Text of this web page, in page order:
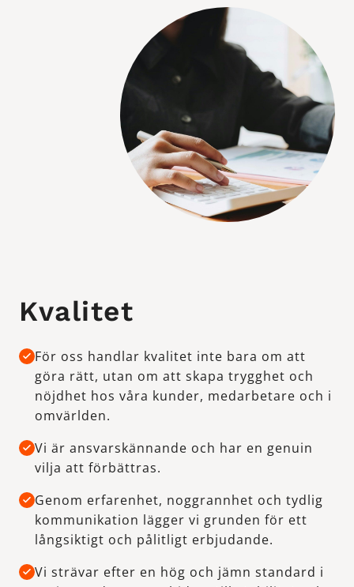
Kvalitet
För oss handlar kvalitet inte bara om att
göra rätt, utan om att skapa trygghet och
nöjdhet hos våra kunder, medarbetare och i
omvärlden.
Vi är ansvarskännande och har en genuin
vilja att förbättras.
Genom erfarenhet, noggrannhet och tydlig
kommunikation lägger vi grunden för ett
långsiktigt och pålitligt erbjudande.
Vi strävar efter en hög och jämn standard i